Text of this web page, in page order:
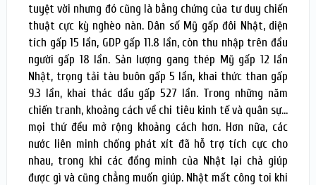
tuyệt vời nhưng đó cũng là bằng chứng của tư duy chiến
thuật cực kỳ nghèo nàn. Dân số Mỹ gấp đôi Nhật, diện
tích gấp 15 lần, GDP gấp 11.8 lần, còn thu nhập trên đầu
người gấp 18 lần. Sản lượng gang thép Mỹ gấp 12 lần
Nhật, trọng tải tàu buôn gấp 5 lần, khai thức than gấp
9.3 lần, khai thác dầu gấp 527 lần. Trong những năm
chiến tranh, khoảng cách về chi tiêu kinh tế và quân sự…
mọi thứ đều mở rộng khoảng cách hơn. Hơn nữa, các
nước liên minh chống phát xít đã hỗ trợ tích cực cho
nhau, trong khi các đồng minh của Nhật lại chả giúp
được gì và cũng chẳng muốn giúp. Nhật mất công toi khi